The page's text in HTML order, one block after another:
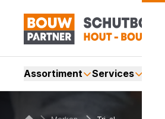
Assortiment Services